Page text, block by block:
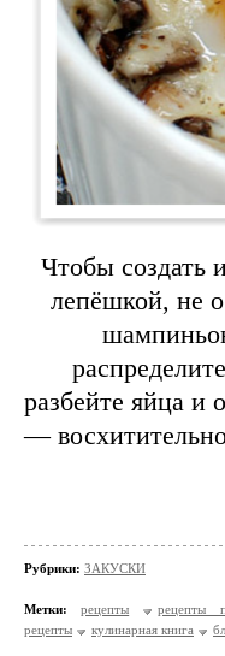
Чтобы создать
лепёшкой, не
разбейте яйца и
—
Рубрики: ЗАКУСКИ
Метки: рецепты
рецепты
рецепты
кулинарная книга